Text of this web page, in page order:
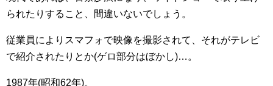
られたりすること、間違いないでしょう。
従業員によりスマフォで映像を撮影されて、それがテレビ
で紹介されたりとか(ゲロ部分はぼかし)…。
1987年(昭和62年)。